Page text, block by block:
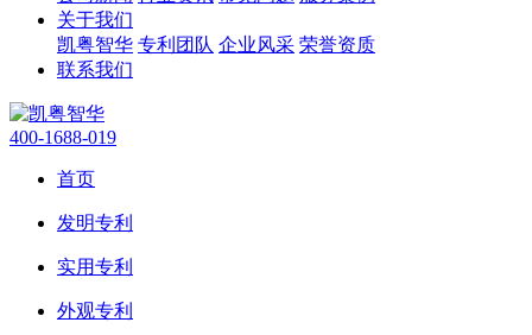
关于我们
凯粤智华 专利团队 企业风采 荣誉资质
联系我们
400-1688-019
首页
发明专利
实用专利
外观专利